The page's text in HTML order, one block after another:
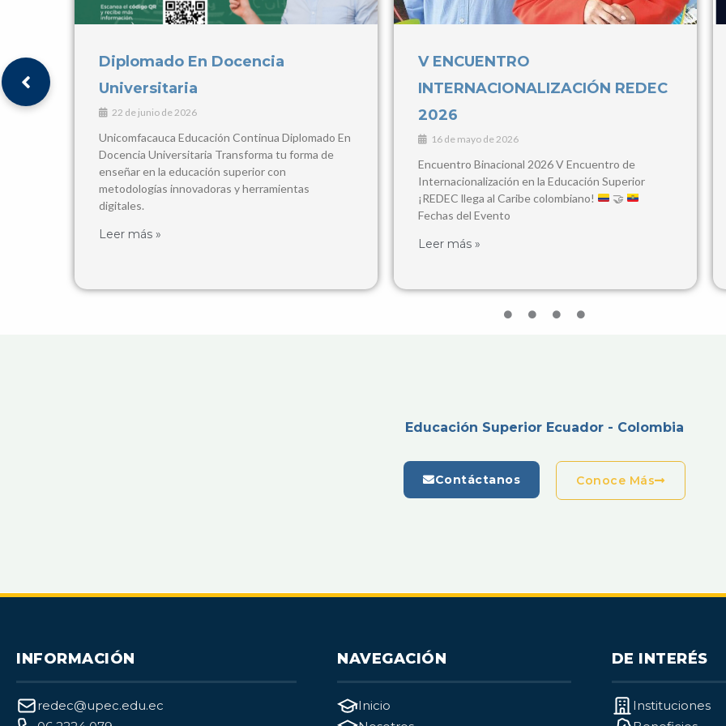
V ENCUENTRO
INTERNACIONALIZACIÓN REDEC
2026
16 de mayo de 2026
Internacionalización en la Educación Superior
¡REDEC llega al Caribe colombiano!
Fechas del Evento
IV Congreso Internacional de
Contaduría Pública y Ciencias
Empresariales
3 de marzo de 2026
28, 29 y 30 de Abril, 2026 Popayán y Santander de
Quilichao Este congreso busca consolidarse como
un espacio de encuentro para
Educación Superior Ecuador - Colombia
Contáctanos Conoce Más
INFORMACIÓN
redec@upec.edu.ec
NAVEGACIÓN
Inicio
DE INTERÉS
Instituciones